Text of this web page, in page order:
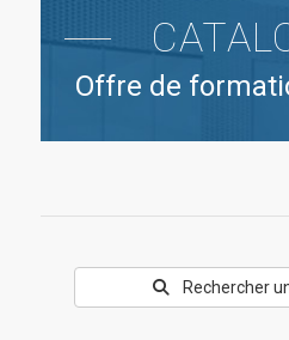
Offre de
Rechercher